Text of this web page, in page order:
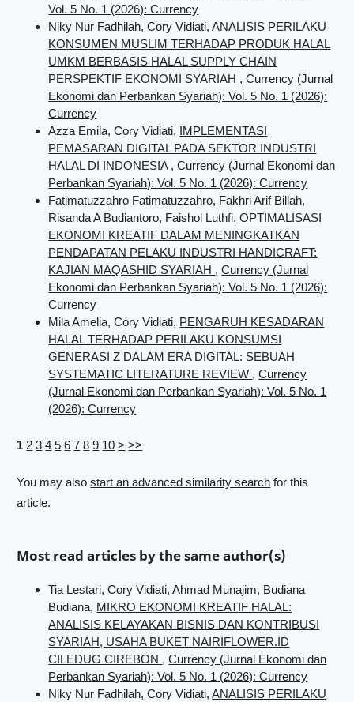
Vol. 5 No. 1 (2026): Currency
Niky Nur Fadhilah, Cory Vidiati,ANALISIS PERILAKU
KONSUMEN MUSLIM TERHADAP PRODUK HALAL
UMKM BERBASIS HALAL SUPPLY CHAIN
PERSPEKTIF EKONOMI SYARIAH ,Currency (Jurnal
Ekonomi dan Perbankan Syariah): Vol. 5 No. 1 (2026):
Currency
Azza Emila, Cory Vidiati,
IMPLEMENTASI
PEMASARAN DIGITAL PADA SEKTOR INDUSTRI
HALAL DI INDONESIA ,Currency (Jurnal Ekonomi dan
Perbankan Syariah): Vol. 5 No. 1 (2026): Currency
Fatimatuzzahro Fatimatuzzahro, Fakhri Arif Billah,
Risanda A Budiantoro, Faishol Luthfi,OPTIMALISASI
EKONOMI KREATIF DALAM MENINGKATKAN
PENDAPATAN PELAKU INDUSTRI HANDICRAFT:
KAJIAN MAQASHID SYARIAH ,Currency (Jurnal
Ekonomi dan Perbankan Syariah): Vol. 5 No. 1 (2026):
Currency
Mila Amelia, Cory Vidiati, PENGARUH KESADARAN
HALAL TERHADAP PERILAKU KONSUMSI
GENERASI Z DALAM ERA DIGITAL: SEBUAH
SYSTEMATIC LITERATURE REVIEW ,Currency
(Jurnal Ekonomi dan Perbankan Syariah): Vol. 5 No. 1
(2026): Currency
1 2 3 4 5 6 7 8 9 10 > >>
You may alsostart an advanced similarity search for this
article.
Most read articles by the same author(s)
Tia Lestari, Cory Vidiati, Ahmad Munajim, Budiana
Budiana, MIKRO EKONOMI KREATIF HALAL:
ANALISIS KELAYAKAN BISNIS DAN KONTRIBUSI
SYARIAH, USAHA BUKET NAIRIFLOWER.ID
CILEDUG CIREBON ,Currency (Jurnal Ekonomi dan
Perbankan Syariah): Vol. 5 No. 1 (2026): Currency
Niky Nur Fadhilah, Cory Vidiati,ANALISIS PERILAKU